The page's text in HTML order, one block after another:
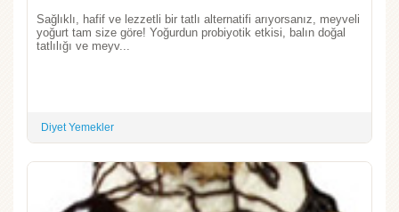
Sağlıklı, hafif ve lezzetli bir tatlı alternatifi arıyorsanız, meyveli
yoğurt tam size göre! Yoğurdun probiyotik etkisi, balın doğal
tatlılığı ve meyv...
Diyet Yemekler